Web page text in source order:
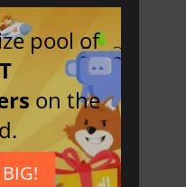
pool of
on the